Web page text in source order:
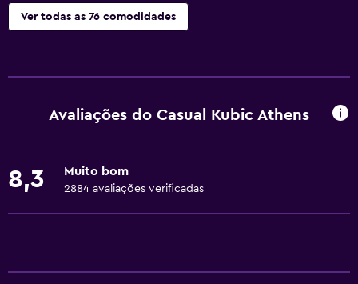
Ver todas as 76 comodidades
Wi-Fi gratuito
Toalhas
Avaliações do Casual Kubic Athens
8,3 Muito bom
2884 avaliações verificadas